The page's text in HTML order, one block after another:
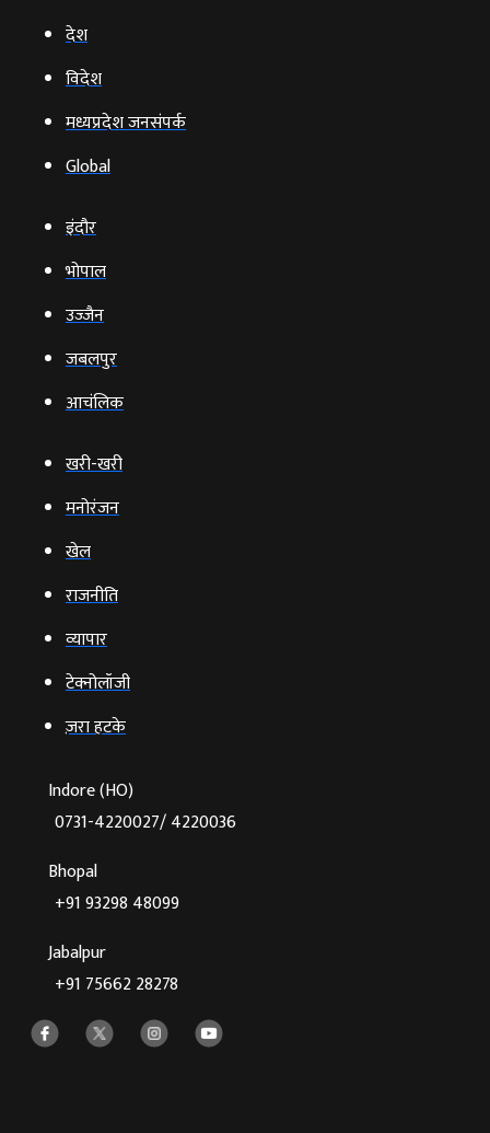
देश
विदेश
मध्यप्रदेश जनसंपर्क
Global
इंदौर
भोपाल
उज्‍जैन
जबलपुर
आचंलिक
खरी-खरी
मनोरंजन
खेल
राजनीति
व्‍यापार
टेक्‍नोलॉजी
ज़रा हटके
Indore (HO)
0731-4220027/ 4220036
Bhopal
+91 93298 48099
Jabalpur
+91 75662 28278